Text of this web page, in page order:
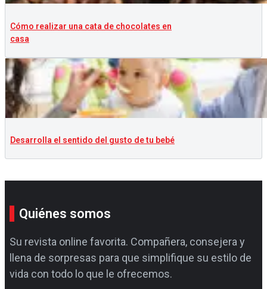
Cómo realizar una cata de chocolates en
casa
Desarrolla el sentido del gusto de tu bebé
Quiénes somos
Su revista online favorita. Compañera, consejera y
llena de sorpresas para que simplifique su estilo de
vida con todo lo que le ofrecemos.